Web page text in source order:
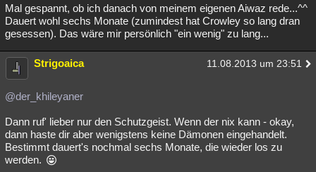
Mal gespannt, ob ich danach von meinem eigenen Aiwaz rede...^^
Dauert wohl sechs Monate (zumindest hat Crowley so lang dran
gesessen). Das wäre mir persönlich "ein wenig" zu lang...
Strigoaica 11.08.2013 um 23:51
@der_khileyaner
Dann ruf' lieber nur den Schutzgeist. Wenn der nix kann - okay,
dann haste dir aber wenigstens keine Dämonen eingehandelt.
Bestimmt dauert's nochmal sechs Monate, die wieder los zu
werden.